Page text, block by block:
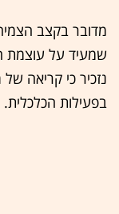
שמעיד על עוצמת
בפעילות הכלכלית.